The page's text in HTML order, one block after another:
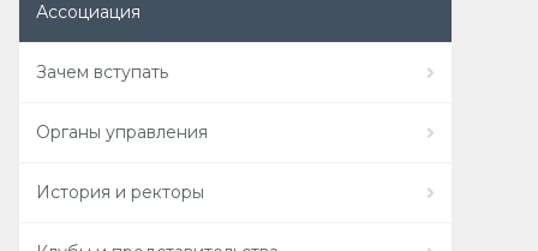
Ассоциация
Зачем вступать
Органы управления
История и ректоры